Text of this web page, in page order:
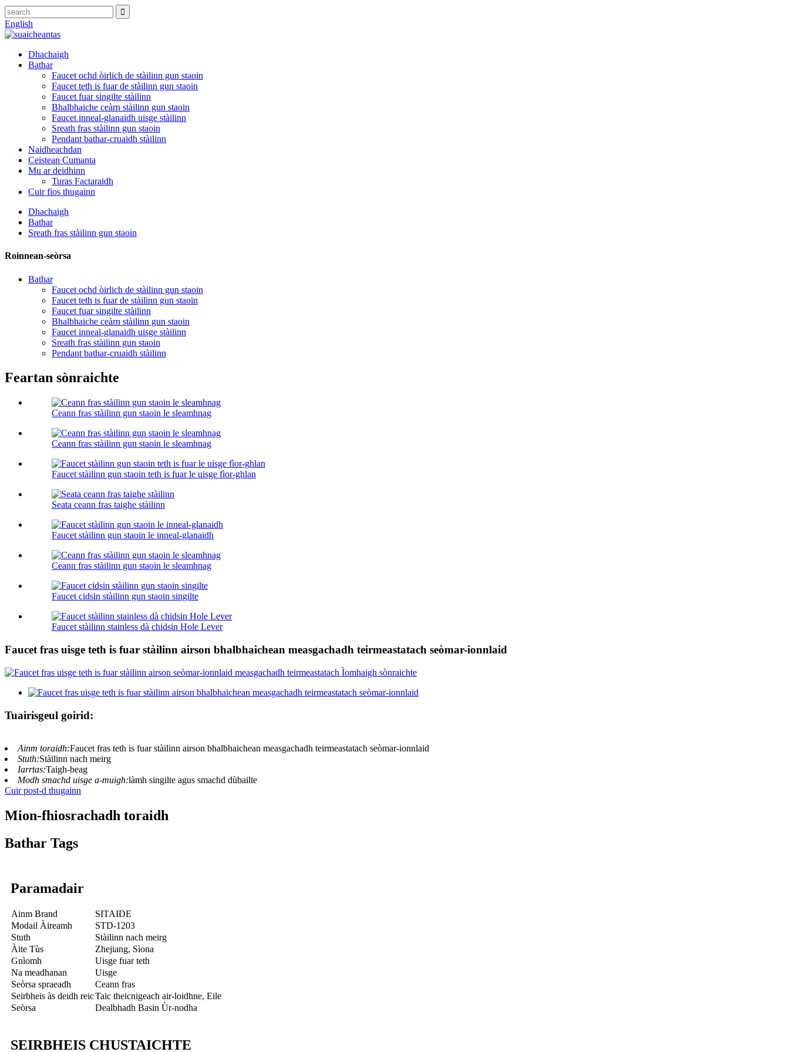
English
Dhachaigh
Bathar
Faucet ochd òirlich de stàilinn gun staoin
Faucet teth is fuar de stàilinn gun staoin
Faucet fuar singilte stàilinn
Bhalbhaiche ceàrn stàilinn gun staoin
Faucet inneal-glanaidh uisge stàilinn
Sreath fras stàilinn gun staoin
Pendant bathar-cruaidh stàilinn
Naidheachdan
Ceistean Cumanta
Mu ar deidhinn
Turas Factaraidh
Cuir fios thugainn
Dhachaigh
Bathar
Sreath fras stàilinn gun staoin
Roinnean-seòrsa
Bathar
Faucet ochd òirlich de stàilinn gun staoin
Faucet teth is fuar de stàilinn gun staoin
Faucet fuar singilte stàilinn
Bhalbhaiche ceàrn stàilinn gun staoin
Faucet inneal-glanaidh uisge stàilinn
Sreath fras stàilinn gun staoin
Pendant bathar-cruaidh stàilinn
Feartan sònraichte
Ceann fras stàilinn gun staoin le sleamhnag
Ceann fras stàilinn gun staoin le sleamhnag
Faucet stàilinn gun staoin teth is fuar le uisge fìor-ghlan
Seata ceann fras taighe stàilinn
Faucet stàilinn gun staoin le inneal-glanaidh
Ceann fras stàilinn gun staoin le sleamhnag
Faucet cidsin stàilinn gun staoin singilte
Faucet stàilinn stainless dà chidsin Hole Lever
Faucet fras uisge teth is fuar stàilinn airson bhalbhaichean measgachadh teirmeastatach seòmar-ionnlaid
Tuairisgeul goirid:
Ainm toraidh:Faucet fras teth is fuar stàilinn airson bhalbhaichean measgachadh teirmeastatach seòmar-ionnlaid
Stuth:Stàilinn nach meirg
Iarrtas:Taigh-beag
Modh smachd uisge a-muigh:làmh singilte agus smachd dùbailte
Cuir post-d thugainn
Mion-fhiosrachadh toraidh
Bathar Tags
Paramadair
Ainm Brand
SITAIDE
Modail Àireamh
STD-1203
Stuth
Stàilinn nach meirg
Àite Tùs
Zhejiang, Sìona
Gnìomh
Uisge fuar teth
Na meadhanan
Uisge
Seòrsa spraeadh
Ceann fras
Seirbheis às deidh reicTaic theicnigeach air-loidhne, Eile
Seòrsa
Dealbhadh Basin Ùr-nodha
SEIRBHEIS CHUSTAICHTE